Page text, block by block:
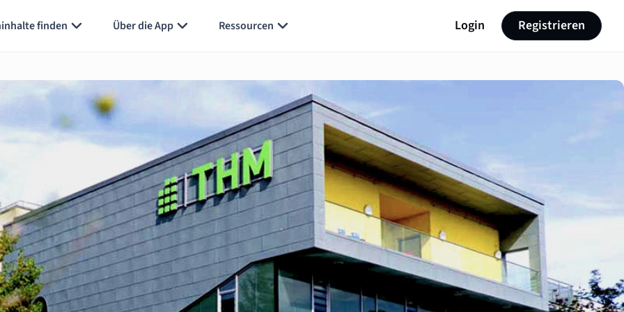
finden Über die App Ressourcen Login Registrieren